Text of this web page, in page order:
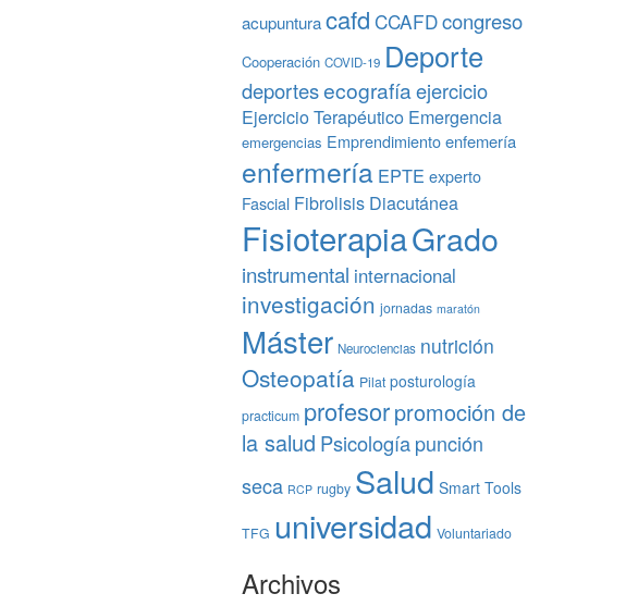
acupuntura cafd CCAFDcongreso
Cooperación COVID-19 Deporte
deportesecografíaejercicio
Ejercicio Terapéutico Emergencia
emergencias Emprendimiento enfemería
enfermería EPTE experto
Fascial Fibrolisis Diacutánea
FisioterapiaGrado
instrumental internacional
investigación jornadas maratón
Máster Neurociencias nutrición
Osteopatía Pilat posturología
practicum profesorpromoción de
la salud Psicología punción
seca RCP rugby Salud Smart Tools
TFG universidad Voluntariado
Archivos